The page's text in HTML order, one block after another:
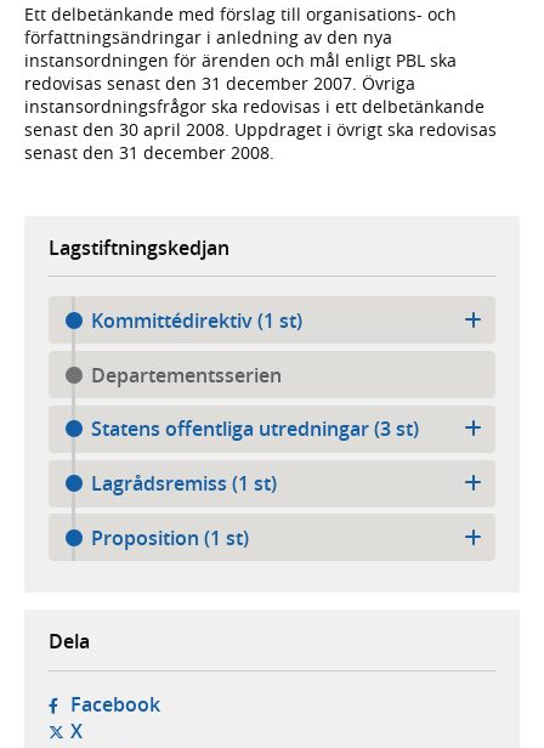
Ett delbetänkande med förslag till organisations- och
författningsändringar i anledning av den nya
instansordningen för ärenden och mål enligt PBL ska
redovisas senast den 31 december 2007. Övriga
instansordningsfrågor ska redovisas i ett delbetänkande
senast den 30 april 2008. Uppdraget i övrigt ska redovisas
senast den 31 december 2008.
Lagstiftningskedjan
Kommittédirektiv (1 st)
Departementsserien
Statens offentliga utredningar (3 st)
Lagrådsremiss (1 st)
Proposition (1 st)
Dela
Facebook- öppnas i ny flik, extern webbplats,
X- öppnas i ny flik, extern webbplats,